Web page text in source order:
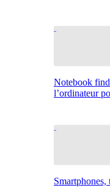
Notebook
l’ordinateur
Smartphones,